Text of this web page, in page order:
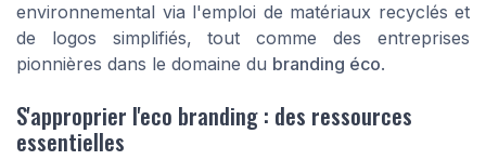
environnemental via l'emploi de matériaux recyclés et
de logos simplifiés, tout comme des entreprises
pionnières dans le domaine du branding éco.
S'approprier l'eco branding : des ressources
essentielles